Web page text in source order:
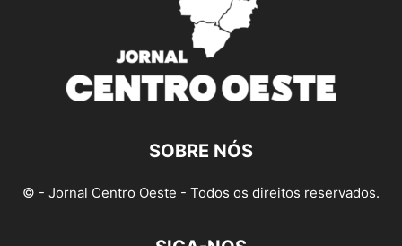
SOBRE NÓS
© - Jornal Centro Oeste - Todos os direitos reservados.